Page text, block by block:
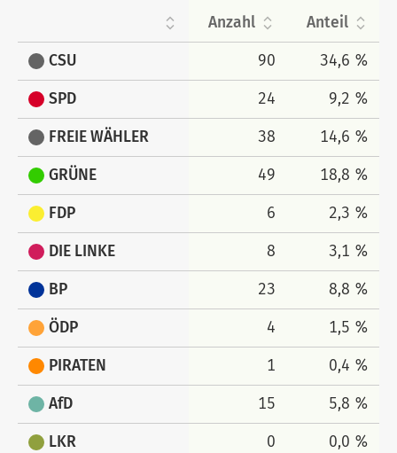
Anzahl Anteil
CSU 90 34,6 %
SPD 24 9,2 %
FREIE WÄHLER 38 14,6 %
GRÜNE 49 18,8 %
FDP 6 2,3 %
DIE LINKE 8 3,1 %
BP 23 8,8 %
ÖDP 4 1,5 %
PIRATEN 1 0,4 %
AfD 15 5,8 %
LKR 0 0,0 %